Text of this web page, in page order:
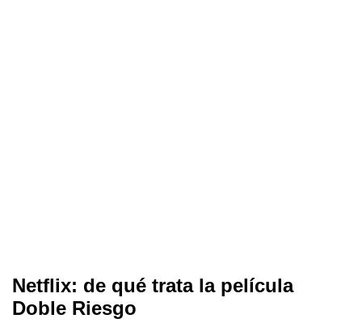
Netflix: de qué trata la película
Doble Riesgo